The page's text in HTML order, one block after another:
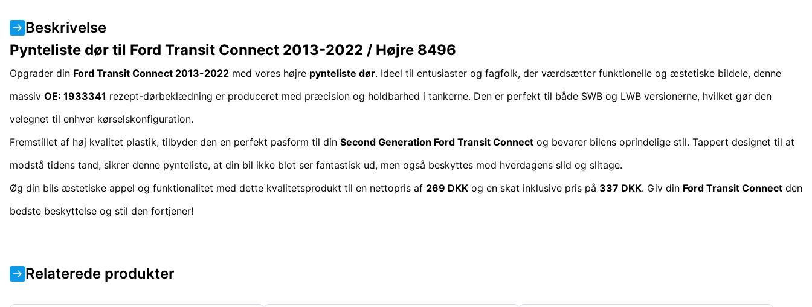
Beskrivelse
Pynteliste dør til Ford Transit Connect 2013-2022 / Højre 8496
Opgrader din Ford Transit Connect 2013-2022 med vores højre pynteliste dør. Ideel til entusiaster og fagfolk, der værdsætter funktionelle og æstetiske bildele, denne
massiv OE: 1933341 rezept-dørbeklædning er produceret med præcision og holdbarhed i tankerne. Den er perfekt til både SWB og LWB versionerne, hvilket gør den
velegnet til enhver kørselskonfiguration.
Fremstillet af høj kvalitet plastik, tilbyder den en perfekt pasform til din Second Generation Ford Transit Connect og bevarer bilens oprindelige stil. Tappert designet til at
modstå tidens tand, sikrer denne pynteliste, at din bil ikke blot ser fantastisk ud, men også beskyttes mod hverdagens slid og slitage.
Øg din bils æstetiske appel og funktionalitet med dette kvalitetsprodukt til en nettopris af 269 DKK og en skat inklusive pris på 337 DKK. Giv din Ford Transit Connect den
bedste beskyttelse og stil den fortjener!
Relaterede produkter